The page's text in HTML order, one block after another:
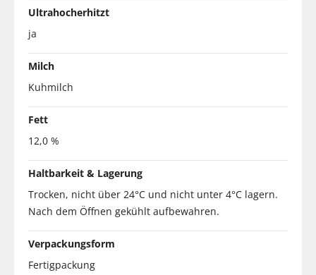
Ultrahocherhitzt
ja
Milch
Kuhmilch
Fett
12,0 %
Haltbarkeit & Lagerung
Trocken, nicht über 24°C und nicht unter 4°C lagern.
Nach dem Öffnen gekühlt aufbewahren.
Verpackungsform
Fertigpackung